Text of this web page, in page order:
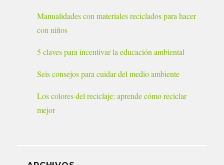
Manualidades con materiales reciclados para hacer
con niños
5 claves para incentivar la educación ambiental
Seis consejos para cuidar del medio ambiente
Los colores del reciclaje: aprende cómo reciclar
mejor